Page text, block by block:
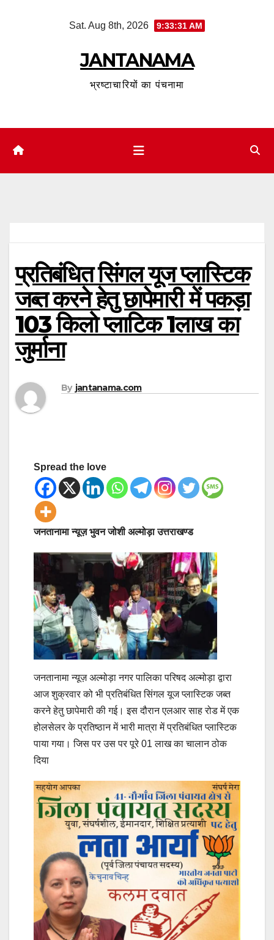
Sat. Aug 8th, 2026 9:33:32 AM
JANTANAMA
भ्रष्टाचारियों का पंचनामा
प्रतिबंधित सिंगल यूज प्लास्टिक
जब्त करने हेतु छापेमारी में पकड़ा
103 किलो प्लाटिक 1लाख का
जुर्माना
By jantanama.com
Spread the love
जनतानामा न्यूज़ भुवन जोशी अल्मोड़ा उत्तराखण्ड
जनतानामा न्यूज़ अल्मोड़ा नगर पालिका परिषद अल्मोड़ा द्वारा
आज शुक्रवार को भी प्रतिबंधित सिंगल यूज प्लास्टिक जब्त
करने हेतु छापेमारी की गई। इस दौरान एलआर साह रोड में एक
होलसेलर के प्रतिष्ठान में भारी मात्रा में प्रति​बंधित प्लास्टिक
पाया गया। जिस पर उस पर पूरे 01 लाख का चालान ठोक
दिया